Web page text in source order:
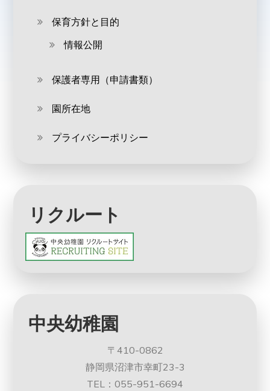
保育方針と目的
情報公開
保護者専用（申請書類）
園所在地
プライバシーポリシー
リクルート
中央幼稚園
〒410-0862
静岡県沼津市幸町23-3
TEL：055-951-6694